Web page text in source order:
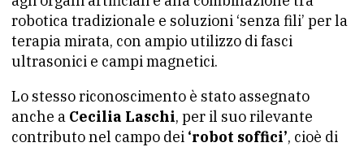
robotica tradizionale e soluzioni ‘senza fili’ per la
terapia mirata, con ampio utilizzo di fasci
ultrasonici e campi magnetici.
Lo stesso riconoscimento è stato assegnato
anche a Cecilia Laschi, per il suo rilevante
contributo nel campo dei ‘robot soffici’, cioè di